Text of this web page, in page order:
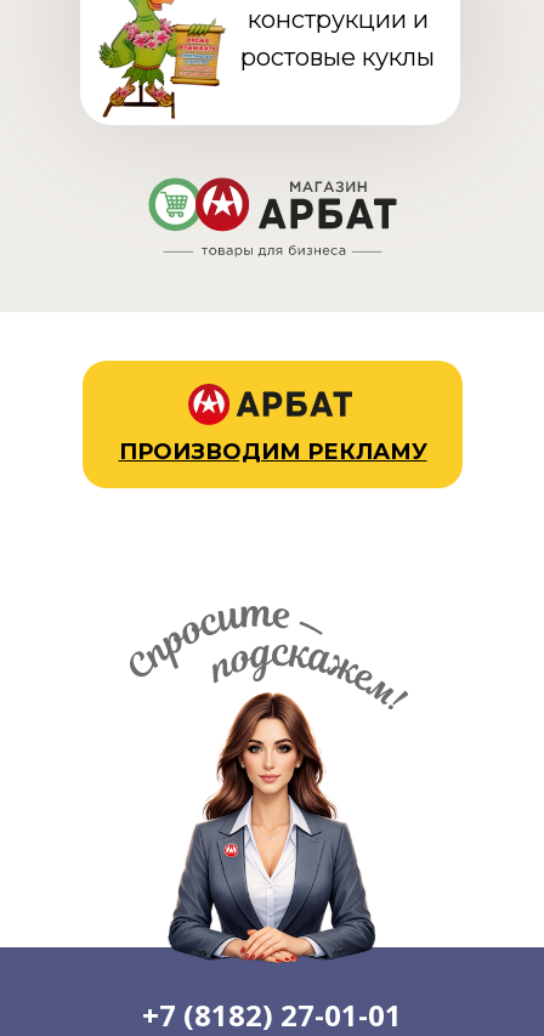
конструкции и
ростовые куклы
ПРОИЗВОДИМ РЕКЛАМУ
+7 (8182) 27-01-01